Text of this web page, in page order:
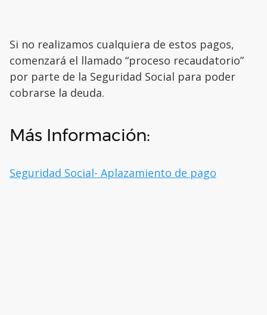
Si no realizamos cualquiera de estos pagos,
comenzará el llamado “proceso recaudatorio”
por parte de la Seguridad Social para poder
cobrarse la deuda.
Más Información:
Seguridad Social- Aplazamiento de pago